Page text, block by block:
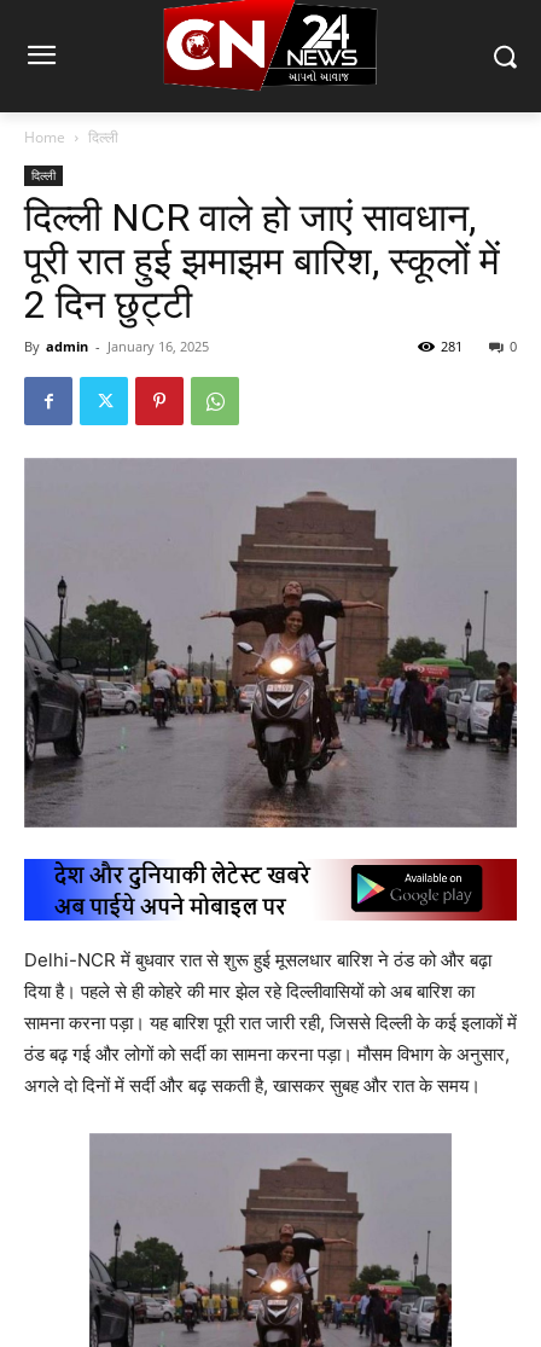
Home दिल्ली
दिल्ली
दिल्ली NCR वाले हो जाएं सावधान,
पूरी रात हुई झमाझम बारिश, स्कूलों में
2 दिन छुट्टी
By admin - January 16, 2025 0
281
Delhi-NCR में बुधवार रात से शुरू हुई मूसलधार बारिश ने ठंड को और बढ़ा
दिया है। पहले से ही कोहरे की मार झेल रहे दिल्लीवासियों को अब बारिश का
सामना करना पड़ा। यह बारिश पूरी रात जारी रही, जिससे दिल्ली के कई इलाकों में
ठंड बढ़ गई और लोगों को सर्दी का सामना करना पड़ा। मौसम विभाग के अनुसार,
अगले दो दिनों में सर्दी और बढ़ सकती है, खासकर सुबह और रात के समय।